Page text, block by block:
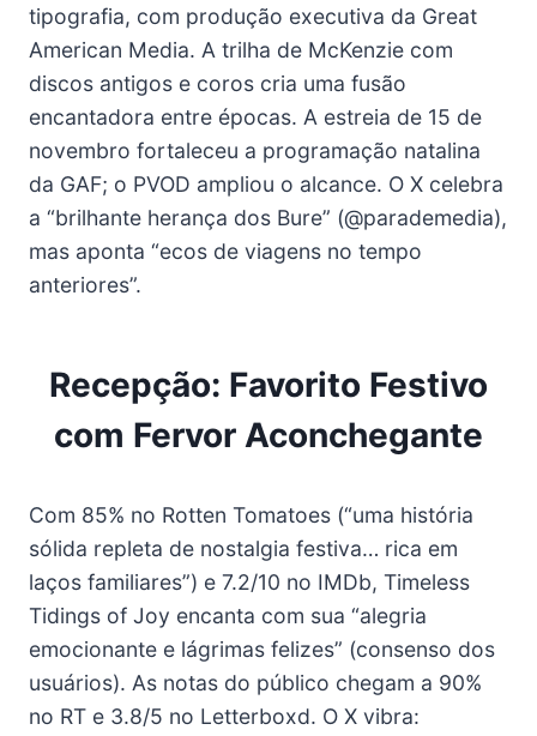
tipografia, com produção executiva da Great
American Media. A trilha de McKenzie com
discos antigos e coros cria uma fusão
encantadora entre épocas. A estreia de 15 de
novembro fortaleceu a programação natalina
da GAF; o PVOD ampliou o alcance. O X celebra
a “brilhante herança dos Bure” (@parademedia),
mas aponta “ecos de viagens no tempo
anteriores”.
Recepção: Favorito Festivo
com Fervor Aconchegante
Com 85% no Rotten Tomatoes (“uma história
sólida repleta de nostalgia festiva… rica em
laços familiares”) e 7.2/10 no IMDb, Timeless
Tidings of Joy encanta com sua “alegria
emocionante e lágrimas felizes” (consenso dos
usuários). As notas do público chegam a 90%
no RT e 3.8/5 no Letterboxd. O X vibra: